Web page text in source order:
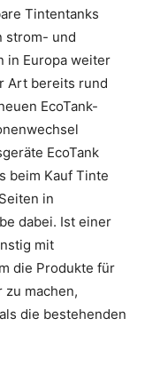
Tintentanks
strom- und
in Europa weiter
Art bereits rund
EcoTank-
EcoTank
beim Kauf Tinte
in
dabei. Ist einer
mit
die Produkte für
zu machen,
die bestehenden